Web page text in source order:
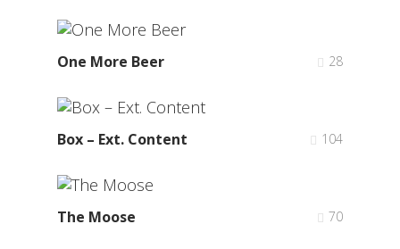
One More Beer 28
Box – Ext. Content 104
The Moose 70